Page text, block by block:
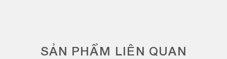
SẢN PHẨM LIÊN QUAN